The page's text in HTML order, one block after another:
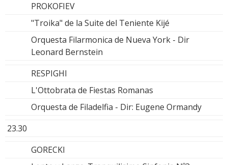
PROKOFIEV
"Troika" de la Suite del Teniente Kijé
Orquesta Filarmonica de Nueva York - Dir
Leonard Bernstein
RESPIGHI
L'Ottobrata de Fiestas Romanas
Orquesta de Filadelfia - Dir: Eugene Ormandy
23.30
GORECKI